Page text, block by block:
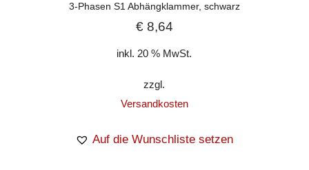
3-Phasen S1 Abhängklammer, schwarz
€8,64
inkl. 20 % MwSt.
zzgl.
Versandkosten
Auf die Wunschliste setzen